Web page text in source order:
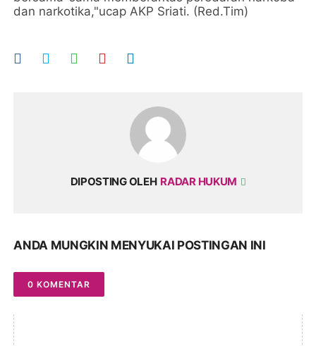
dan narkotika,"ucap AKP Sriati. (Red.Tim)
DIPOSTING OLEH RADAR HUKUM
ANDA MUNGKIN MENYUKAI POSTINGAN INI
0 KOMENTAR